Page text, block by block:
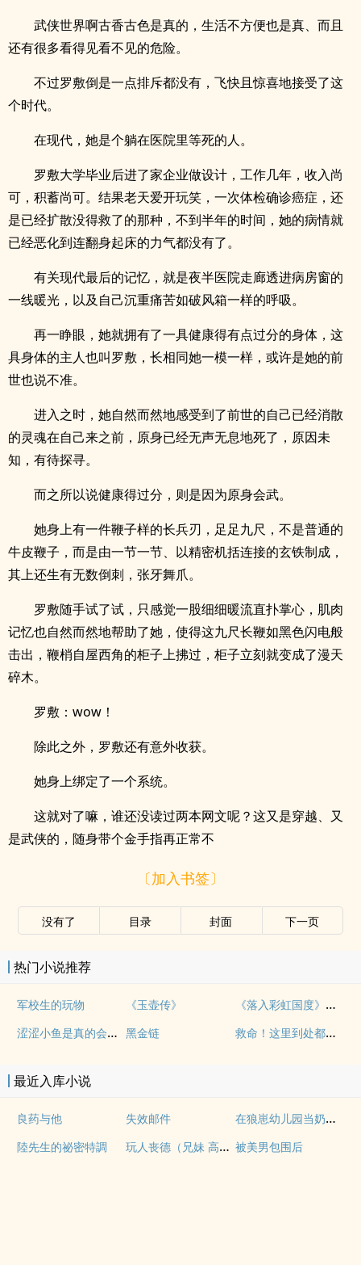
武侠世界啊古香古色是真的，生活不方便也是真、而且
还有很多看得见看不见的危险。
不过罗敷倒是一点排斥都没有，飞快且惊喜地接受了这
个时代。
在现代，她是个躺在医院里等死的人。
罗敷大学毕业后进了家企业做设计，工作几年，收入尚
可，积蓄尚可。结果老天爱开玩笑，一次体检确诊癌症，还
是已经扩散没得救了的那种，不到半年的时间，她的病情就
已经恶化到连翻身起床的力气都没有了。
有关现代最后的记忆，就是夜半医院走廊透进病房窗的
一线暖光，以及自己沉重痛苦如破风箱一样的呼吸。
再一睁眼，她就拥有了一具健康得有点过分的身体，这
具身体的主人也叫罗敷，长相同她一模一样，或许是她的前
世也说不准。
进入之时，她自然而然地感受到了前世的自己已经消散
的灵魂在自己来之前，原身已经无声无息地死了，原因未
知，有待探寻。
而之所以说健康得过分，则是因为原身会武。
她身上有一件鞭子样的长兵刃，足足九尺，不是普通的
牛皮鞭子，而是由一节一节、以精密机括连接的玄铁制成，
其上还生有无数倒刺，张牙舞爪。
罗敷随手试了试，只感觉一股细细暖流直扑掌心，肌肉
记忆也自然而然地帮助了她，使得这九尺长鞭如黑色闪电般
击出，鞭梢自屋西角的柜子上拂过，柜子立刻就变成了漫天
碎木。
罗敷：wow！
除此之外，罗敷还有意外收获。
她身上绑定了一个系统。
这就对了嘛，谁还没读过两本网文呢？这又是穿越、又
是武侠的，随身带个金手指再正常不
〔加入书签〕
没有了 目录 封面 下一页
热门小说推荐
军校生的玩物 《玉壶传》
《落入彩虹国度》穿越+西幻+言情
涩涩小鱼是真的会被干透 黑金链 救命！这里到处都是阴暗批（西幻NPH）
最近入库小说
良药与他 失效邮件 在狼崽幼儿园当奶爸的日常
陸先生的祕密特調 玩人丧德（兄妹 高H） 被美男包围后